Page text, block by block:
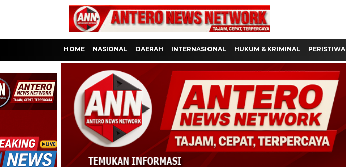
HOME NASIONAL DAERAH INTERNASIONAL HUKUM & KRIMINAL PERISTIWA